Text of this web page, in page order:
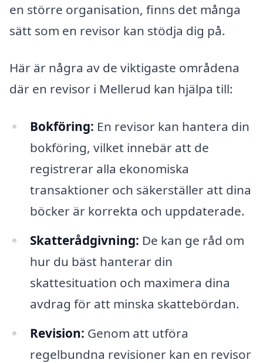
en större organisation, finns det många
sätt som en revisor kan stödja dig på.
Här är några av de viktigaste områdena
där en revisor i Mellerud kan hjälpa till:
Bokföring: En revisor kan hantera din
bokföring, vilket innebär att de
registrerar alla ekonomiska
transaktioner och säkerställer att dina
böcker är korrekta och uppdaterade.
Skatterådgivning: De kan ge råd om
hur du bäst hanterar din
skattesituation och maximera dina
avdrag för att minska skattebördan.
Revision: Genom att utföra
regelbundna revisioner kan en revisor